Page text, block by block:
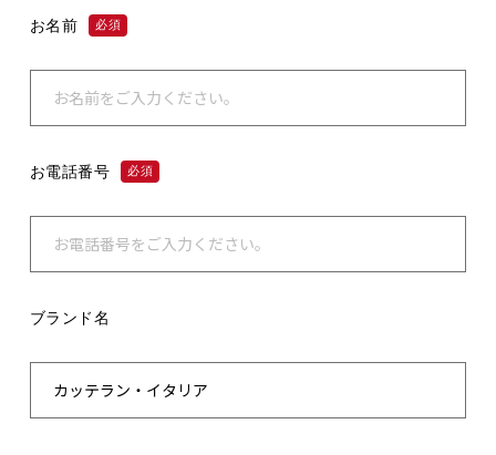
お名前 必須
お電話番号 必須
ブランド名